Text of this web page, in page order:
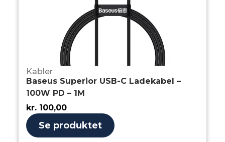
Kabler
Baseus Superior USB-C Ladekabel –
100W PD – 1M
kr. 100,00
Se produktet